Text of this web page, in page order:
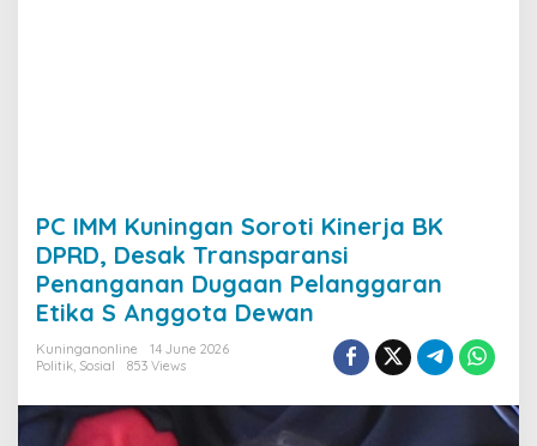
PC IMM Kuningan Soroti Kinerja BK
DPRD, Desak Transparansi
Penanganan Dugaan Pelanggaran
Etika S Anggota Dewan
Kuninganonline
14 June 2026
Politik, Sosial 853 Views